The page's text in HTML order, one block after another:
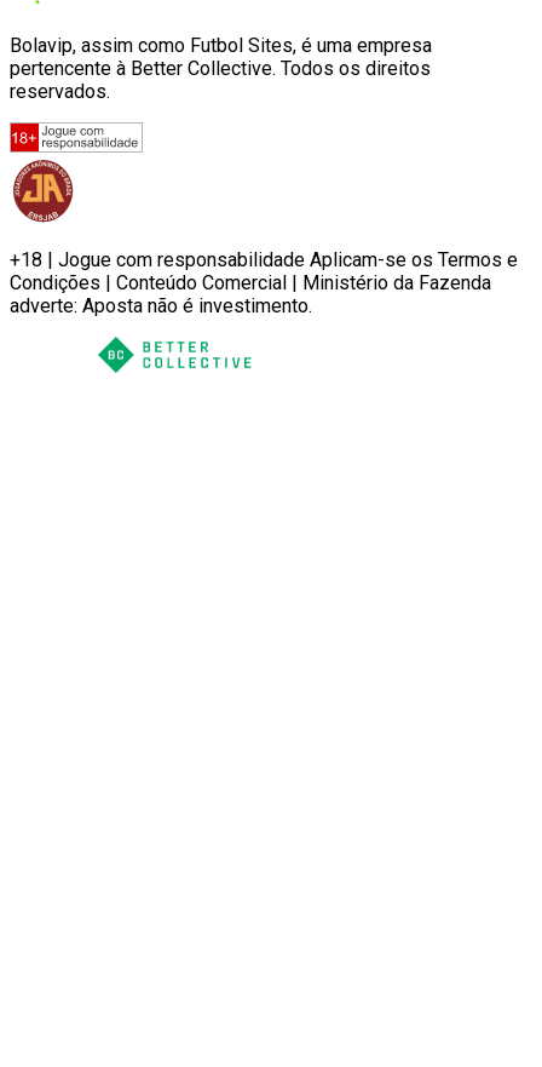
Bolavip, assim como Futbol Sites, é uma empresa
pertencente à Better Collective. Todos os direitos
reservados.
+18 | Jogue com responsabilidade Aplicam-se os Termos e
Condições | Conteúdo Comercial | Ministério da Fazenda
adverte: Aposta não é investimento.